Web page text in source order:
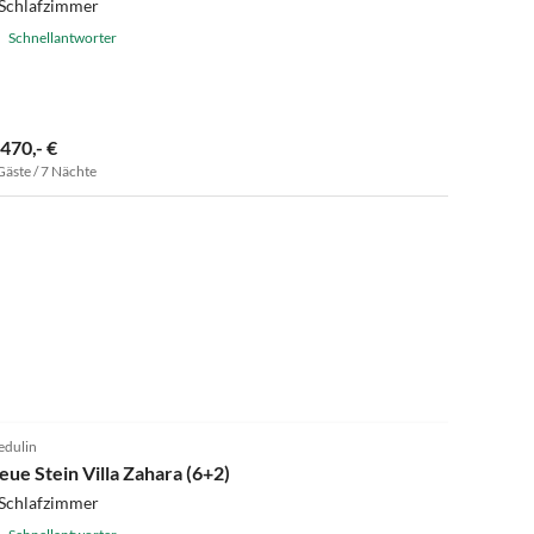
Schnellantworter
€
/ 7 Nächte
Stein Villa Zahara (6+2)